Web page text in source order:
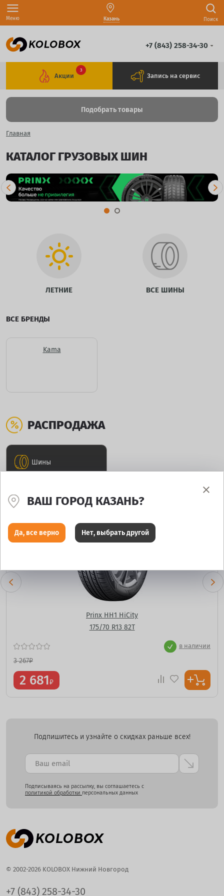
Меню Казань Поиск
+7 (843) 258-34-30
Акции
3
Запись на сервис
Подобрать товары
Главная
КАТАЛОГ ГРУЗОВЫХ ШИН
ЛЕТНИЕ ВСЕ ШИНЫ
ВСЕ БРЕНДЫ
Kama
РАСПРОДАЖА
Шины
Prinx HH1 HiCity
175/70 R13 82T
в наличии
3 267₽
2 681₽
Подпишитесь и узнайте о скидках раньше всех!
Подписываясь на рассылку, вы соглашаетесь с
политикой обработки персональных данных
© 2002-2026 KOLOBOX Нижний Новгород
+7 (843) 258-34-30
ВАШ ГОРОД КАЗАНЬ?
Да, все верно Нет, выбрать другой